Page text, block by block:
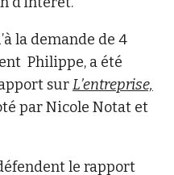
la demande de 4
Philippe, a été
surL’entreprise,
par Nicole Notat et
le rapport